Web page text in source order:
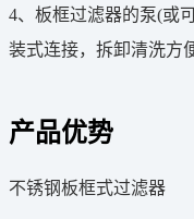
4、板框过滤器的泵(或
装式连接，拆卸清洗方
产品优势
不锈钢板框式过滤器